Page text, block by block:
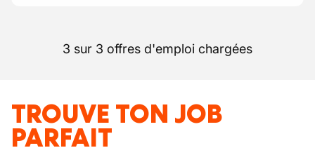
3 sur 3 offres d'emploi chargées
TROUVE TON JOB
PARFAIT